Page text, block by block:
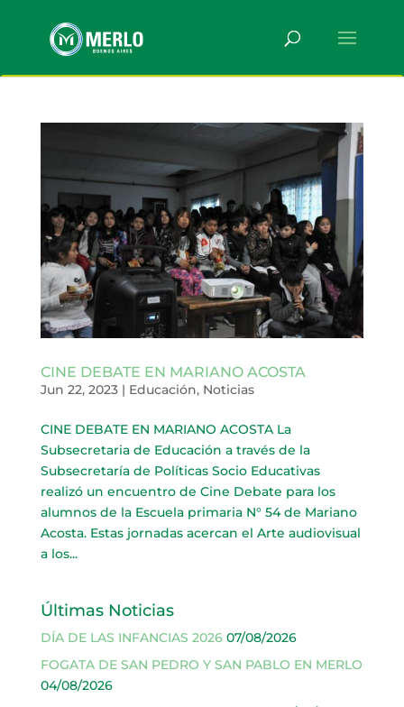
CINE DEBATE EN MARIANO ACOSTA
Jun 22, 2023| Educación, Noticias
CINE DEBATE EN MARIANO ACOSTA La
Subsecretaria de Educación a través de la
Subsecretaría de Políticas Socio Educativas
realizó un encuentro de Cine Debate para los
alumnos de la Escuela primaria N° 54 de Mariano
Acosta. Estas jornadas acercan el Arte audiovisual
a los...
Últimas Noticias
DÍA DE LAS INFANCIAS 2026 07/08/2026
FOGATA DE SAN PEDRO Y SAN PABLO EN MERLO
04/08/2026